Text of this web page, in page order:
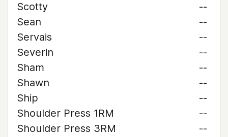
Scotty
--
Sean
--
Servais
--
Severin
--
Sham
--
Shawn
--
Ship
--
Shoulder Press 1RM
--
Shoulder Press 3RM
--